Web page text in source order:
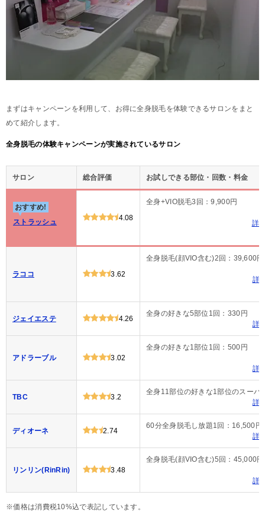
まずはキャンペーンを利用して、お得に全身脱毛を体験できるサロンをまと
めて紹介します。
全身脱毛の体験キャンペーンが実施されているサロン
サロン 総合評価 お試しできる部位・回数・料金
おすすめ!
ストラッシュ
4.08
全身+VIO脱毛3回：9,900円
詳
ラココ 3.62
全身脱毛(顔VIO含む)2回：39,600円
詳
ジェイエステ 4.26
全身の好きな5部位1回：330円
詳
アドラーブル 3.02
全身の好きな1部位1回：500円
詳
TBC 3.2
全身11部位の好きな1部位のスーパ
詳
ディオーネ 2.74
60分全身脱毛し放題1回：16,500円
詳
リンリン(RinRin) 3.48
全身脱毛(顔VIO含む)5回：45,000円
詳
※価格は消費税10%込で表記しています。